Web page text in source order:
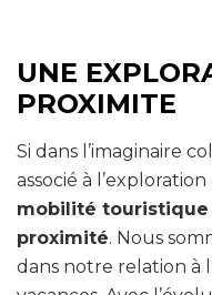
UNE
PROXIMITE
Si dans l’imaginaire
associé à
mobilité touristique
proximité. Nous
dans notre relation à